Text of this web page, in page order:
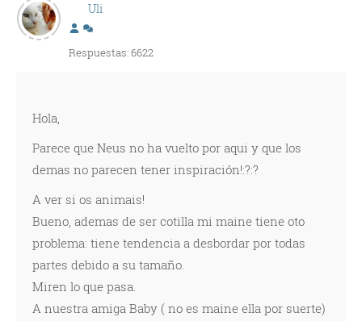
Uli
Respuestas: 6622
Hola,
Parece que Neus no ha vuelto por aqui y que los
demas no parecen tener inspiración!:?:?
A ver si os animais!
Bueno, ademas de ser cotilla mi maine tiene oto
problema: tiene tendencia a desbordar por todas
partes debido a su tamaño.
Miren lo que pasa.
A nuestra amiga Baby ( no es maine ella por suerte)